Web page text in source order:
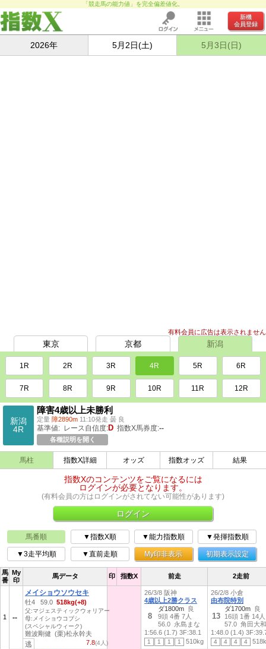
「競走馬の能力値」を完全偏差値化。
新機
会員登録
2026年 5月2日(土) 5月3日(日)
有料会員に広告は表示されません
東京 京都 新潟
1R 2R 3R 4R 5R 6R
7R 8R 9R 10R 11R 12R
新潟
4R
障害4歳以上未勝利
定量 障2890m 11:10発走 曇 良
基準値: レース自信度:D 指数X馬券度:--
各種説明を開く
馬柱 指数X詳細 オッズ 指数オッズ 結果
指数Xのコンテンツをご覧になるには
ログインが必要となります。
(有料会員の方はログインがされてない可能性があります)
ログイン
馬番順 ▼指数X順 ▼能力指数順 ▼発揮指数順
▼3走平均順 ▼直前走順 My印非表示 初期表示設定
馬
番
My
印
馬データ 印 指数X
1
メイショウソウセキ
牡4 59.0 518kg(+8)
父:マジェスティックウォリアー
母:メイショウコブシ
(スペシャルウィーク)
難波剛健 (栗)松永幹夫
7.8(4人)
逃
前走 2走前
26/3/8 阪神
4歳以上2勝クラス
8
ダ1800m 良
9頭 4番 7人
56.0 永島まな
1:56.6 (1.7) 3F:38.1
1 1 1 1 510kg
26/2/8 小倉
由布院特別
13
ダ1700m 良
16頭 1番 14人
57.0 角田大和
1:48.0 (1.4)
4 4 4 4